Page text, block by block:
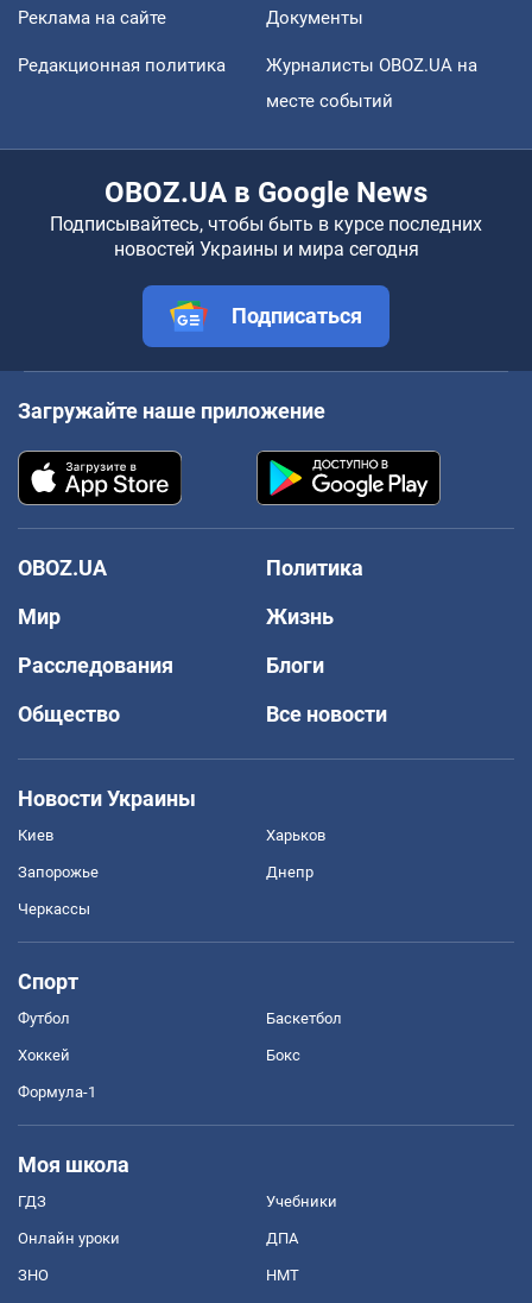
Реклама на сайте Документы
Редакционная политика
Журналисты OBOZ.UA на
месте событий
OBOZ.UA в Google News
Подписывайтесь, чтобы быть в курсе последних
новостей Украины и мира сегодня
Подписаться
Загружайте наше приложение
OBOZ.UA
Политика
Мир
Жизнь
Расследования
Блоги
Общество
Все новости
Новости Украины
Киев Харьков
Запорожье Днепр
Черкассы
Спорт
Футбол Баскетбол
Хоккей Бокс
Формула-1
Моя школа
ГДЗ Учебники
Онлайн уроки ДПА
ЗНО НМТ